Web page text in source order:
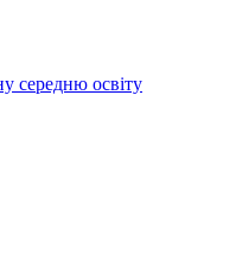
середню освіту